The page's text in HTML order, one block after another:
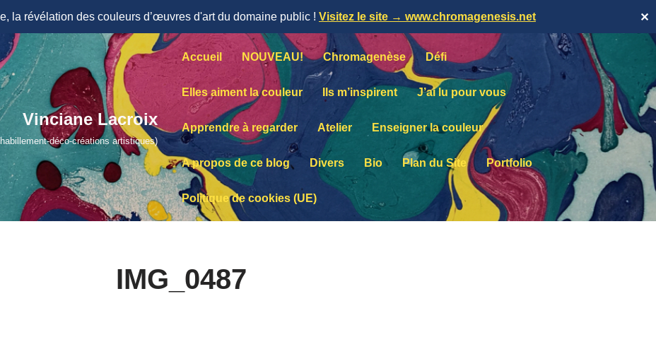
la révélation des couleurs d’œuvres d'art du domaine public ! Visitez le site → www.chromagenesis.net ✕
Vinciane Lacroix
déco-créations artistiques)
Accueil NOUVEAU! Chromagenèse Défi
Elles aiment la couleur Ils m’inspirent J’ai lu pour vous
Apprendre à regarder Atelier Enseigner la couleur
A propos de ce blog Divers Bio Plan du Site Portfolio
Politique de cookies (UE)
IMG_0487